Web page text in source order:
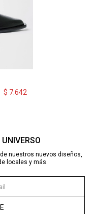
$ 7.642
nuestros nuevos diseños,
locales y más.